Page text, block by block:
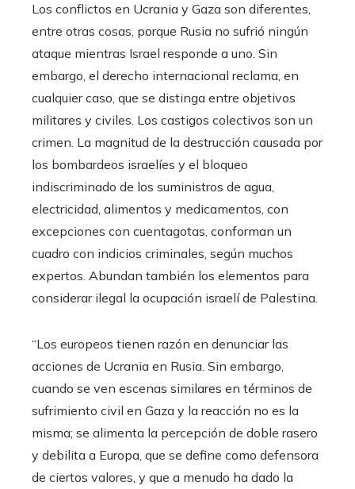
Los conflictos en Ucrania y Gaza son diferentes,
entre otras cosas, porque Rusia no sufrió ningún
ataque mientras Israel responde a uno. Sin
embargo, el derecho internacional reclama, en
cualquier caso, que se distinga entre objetivos
militares y civiles. Los castigos colectivos son un
crimen. La magnitud de la destrucción causada por
los bombardeos israelíes y el bloqueo
indiscriminado de los suministros de agua,
electricidad, alimentos y medicamentos, con
excepciones con cuentagotas, conforman un
cuadro con indicios criminales, según muchos
expertos. Abundan también los elementos para
considerar ilegal la ocupación israelí de Palestina.
“Los europeos tienen razón en denunciar las
acciones de Ucrania en Rusia. Sin embargo,
cuando se ven escenas similares en términos de
sufrimiento civil en Gaza y la reacción no es la
misma; se alimenta la percepción de doble rasero
y debilita a Europa, que se define como defensora
de ciertos valores, y que a menudo ha dado la